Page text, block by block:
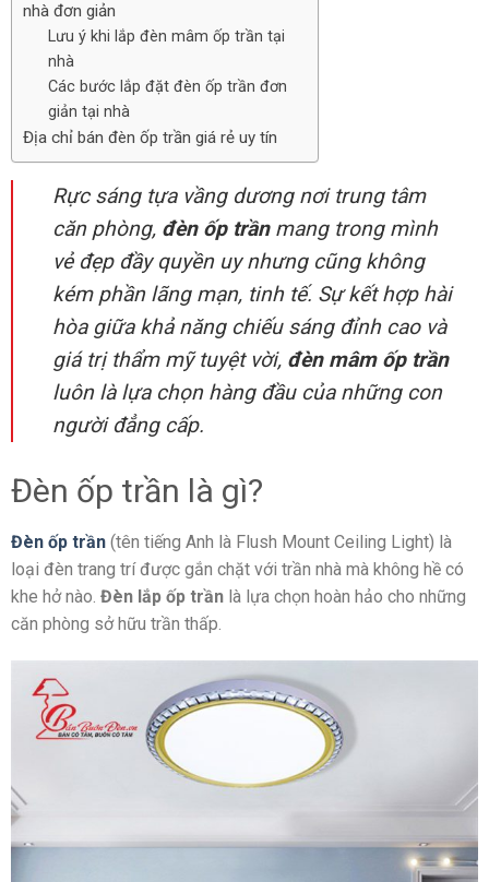
nhà đơn giản
Lưu ý khi lắp đèn mâm ốp trần tại
nhà
Các bước lắp đặt đèn ốp trần đơn
giản tại nhà
Địa chỉ bán đèn ốp trần giá rẻ uy tín
Rực sáng tựa vầng dương nơi trung tâm
căn phòng, đèn ốp trầnmang trong mình
vẻ đẹp đầy quyền uy nhưng cũng không
kém phần lãng mạn, tinh tế. Sự kết hợp hài
hòa giữa khả năng chiếu sáng đỉnh cao và
giá trị thẩm mỹ tuyệt vời, đèn mâm ốp trần
luôn là lựa chọn hàng đầu của những con
người đẳng cấp.
Đèn ốp trần là gì?
Đèn ốp trần(tên tiếng Anh là Flush Mount Ceiling Light) là
loại đèn trang trí được gắn chặt với trần nhà mà không hề có
khe hở nào. Đèn lắp ốp trầnlà lựa chọn hoàn hảo cho những
căn phòng sở hữu trần thấp.